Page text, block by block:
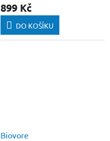
899 Kč
DO KOŠÍKU
Biovore